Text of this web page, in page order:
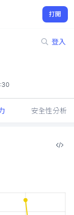
打開
登入
安全性分析